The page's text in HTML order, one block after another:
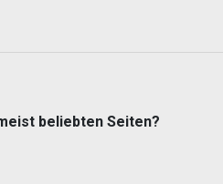
beliebten Seiten?